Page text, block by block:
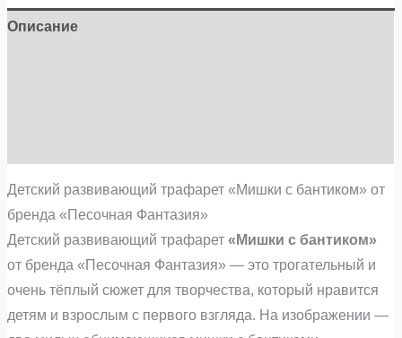
Описание
Детский развивающий трафарет «Мишки с бантиком» от
бренда «Песочная Фантазия»
Детский развивающий трафарет«Мишки с бантиком»
от бренда «Песочная Фантазия» — это трогательный и
очень тёплый сюжет для творчества, который нравится
детям и взрослым с первого взгляда. На изображении —